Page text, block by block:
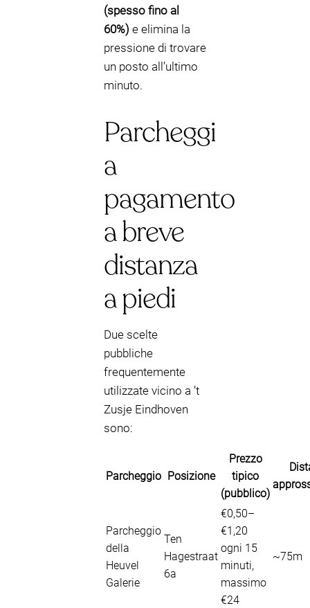
(spesso fino al
60%) e elimina la
pressione di trovare
un posto all’ultimo
minuto.
Parcheggi
a
pagamento
a breve
distanza
a piedi
Due scelte
pubbliche
frequentemente
utilizzate vicino a ’t
Zusje Eindhoven
sono:
Parcheggio Posizione
Prezzo
tipico
(pubblico)
Parcheggio
della
Heuvel
Galerie
Ten
Hagestraat
6a
€0,50–
€1,20
ogni 15
minuti,
massimo
€24
~75m